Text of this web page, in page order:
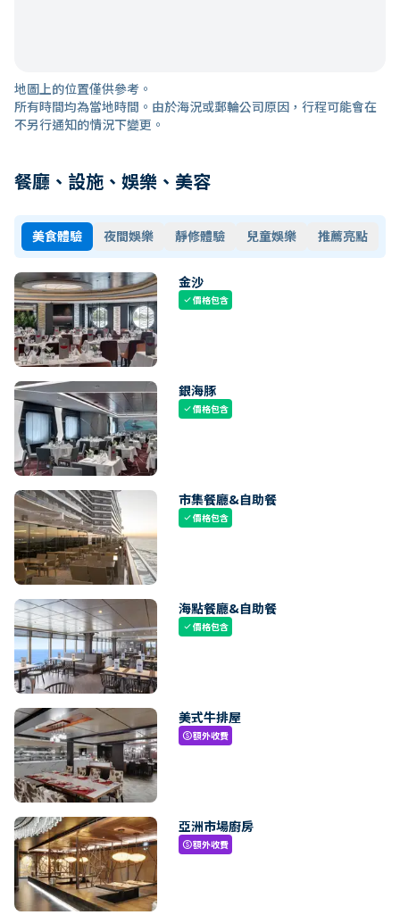
地圖上的位置僅供參考。
所有時間均為當地時間。由於海況或郵輪公司原因，行程可能會在
不另行通知的情況下變更。
餐廳、設施、娛樂、美容
美食體驗 夜間娛樂 靜修體驗 兒童娛樂 推薦亮點
金沙
check價格包含
銀海豚
check價格包含
市集餐廳&自助餐
check價格包含
海點餐廳&自助餐
check價格包含
美式牛排屋
paid額外收費
亞洲市場廚房
paid額外收費